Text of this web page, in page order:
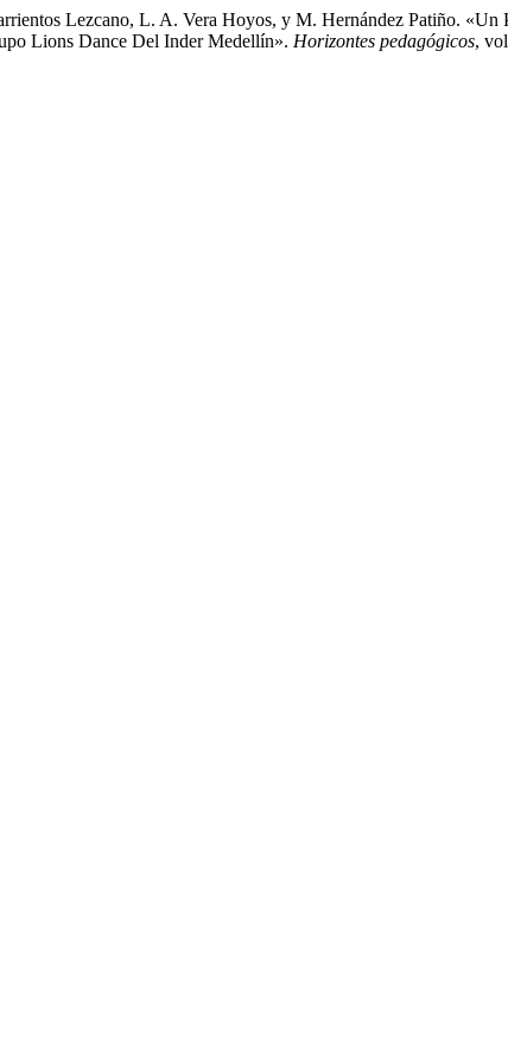
Lezcano, L. A. Vera Hoyos, y M. Hernández Patiño.
Lions Dance Del Inder Medellín». Horizontes pedagógicos,